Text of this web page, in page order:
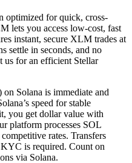
optimized for quick, cross-
lets you access low-cost, fast
instant, secure XLM trades at
settle in seconds, and no
us for an efficient Stellar
Solana is immediate and
speed for stable
you get dollar value with
platform processes SOL
rates. Transfers
is required. Count on
via Solana.